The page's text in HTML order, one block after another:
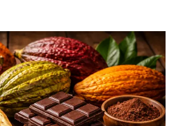
sensorial,
entregam